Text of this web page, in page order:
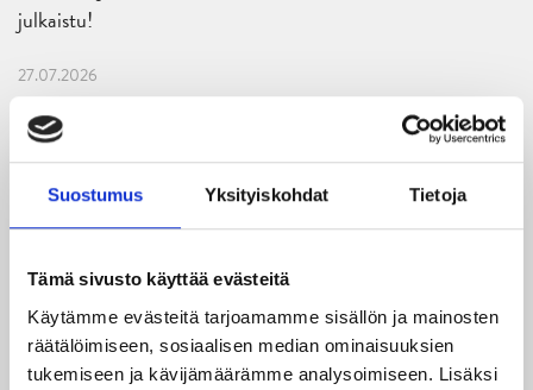
Suostumus Yksityiskohdat Tietoja
Tämä sivusto käyttää evästeitä
Käytämme evästeitä tarjoamamme sisällön ja mainosten
räätälöimiseen, sosiaalisen median ominaisuuksien
tukemiseen ja kävijämäärämme analysoimiseen. Lisäksi
julkaistu!
27.07.2026
Ruotsalaishyökkääjä Arvid Costmar JYPiin
25.06.2026
JYP ja Secto Rally Finland yhteistyöhön
Liiga-kauden 2026-2027 otteluohjelma on julkaistu!
27.05.2026
Reece Newkirk vahvistamaan JYP-hyökkäystä!